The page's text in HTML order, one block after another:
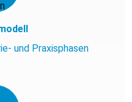
und Praxisphasen